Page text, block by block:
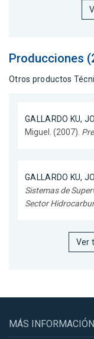
Producciones
Otros productos
GALLARDO KU,
Miguel. (2007).
GALLARDO KU,
Sistemas de
Sector
Ver
MÁS